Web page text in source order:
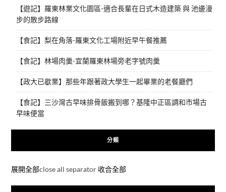
【遊記】羅東林業文化園區-適合長輩在日式木造建築 與 池邊漫
步的散步路線
【食記】梨在角落-羅東文化工場附近早午餐推薦
【食記】林場肉羹-宜蘭羅東林場旁老字號肉羹
【政大已歇業】那些年跟著政大學生一起畢業的老餐廳們
【食記】三沙灣古早味排骨飯搬到哪？基隆中正區調和市場古
早味便當
分類
展開全部close all separator 收合全部